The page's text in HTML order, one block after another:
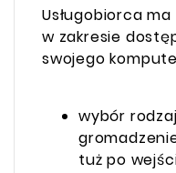
Usługobiorca
w zakresie
swojego
wybór
tuż po